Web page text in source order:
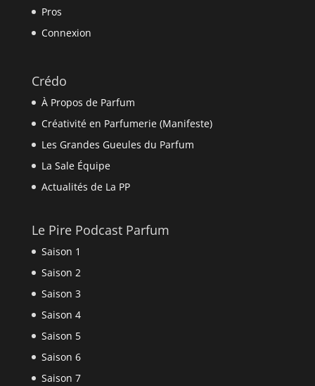
Pros
Connexion
Crédo
À Propos de Parfum
Créativité en Parfumerie (Manifeste)
Les Grandes Gueules du Parfum
La Sale Équipe
Actualités de La PP
Le Pire Podcast Parfum
Saison 1
Saison 2
Saison 3
Saison 4
Saison 5
Saison 6
Saison 7